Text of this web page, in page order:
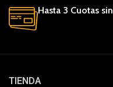
Hasta 3 Cuotas
TIENDA